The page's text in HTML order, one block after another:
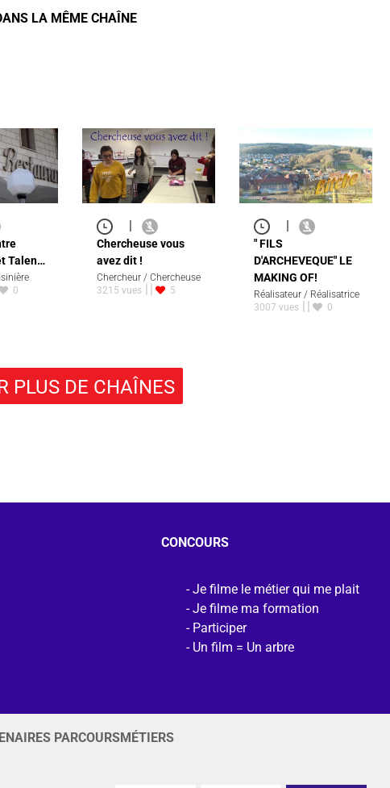
LA MÊME CHAÎNE
Talen…
0
Chercheuse vous
avez dit !
Chercheur / Chercheuse
3215 vues
5
" FILS
D'ARCHEVEQUE" LE
MAKING OF!
Réalisateur / Réalisatrice
3007 vues
0
PLUS DE CHAÎNES
CONCOURS
Je filme le métier qui me plait
Je filme ma formation
Participer
Un film = Un arbre
PARCOURSMÉTIERS